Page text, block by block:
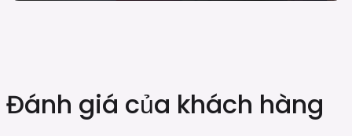
Đánh giá của khách hàng